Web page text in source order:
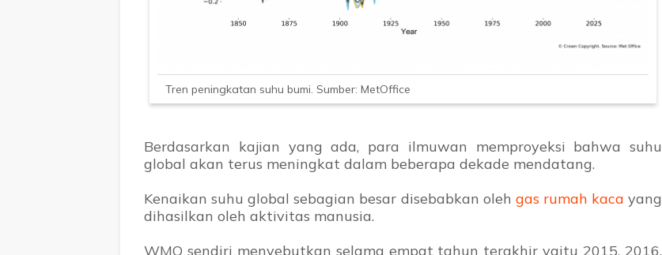
Tren peningkatan suhu bumi. Sumber: MetOffice
Berdasarkan kajian yang ada, para ilmuwan memproyeksi bahwa suhu
global akan terus meningkat dalam beberapa dekade mendatang.
Kenaikan suhu global sebagian besar disebabkan oleh gas rumah kaca yang
dihasilkan oleh aktivitas manusia.
WMO sendiri menyebutkan selama empat tahun terakhir yaitu 2015, 2016,